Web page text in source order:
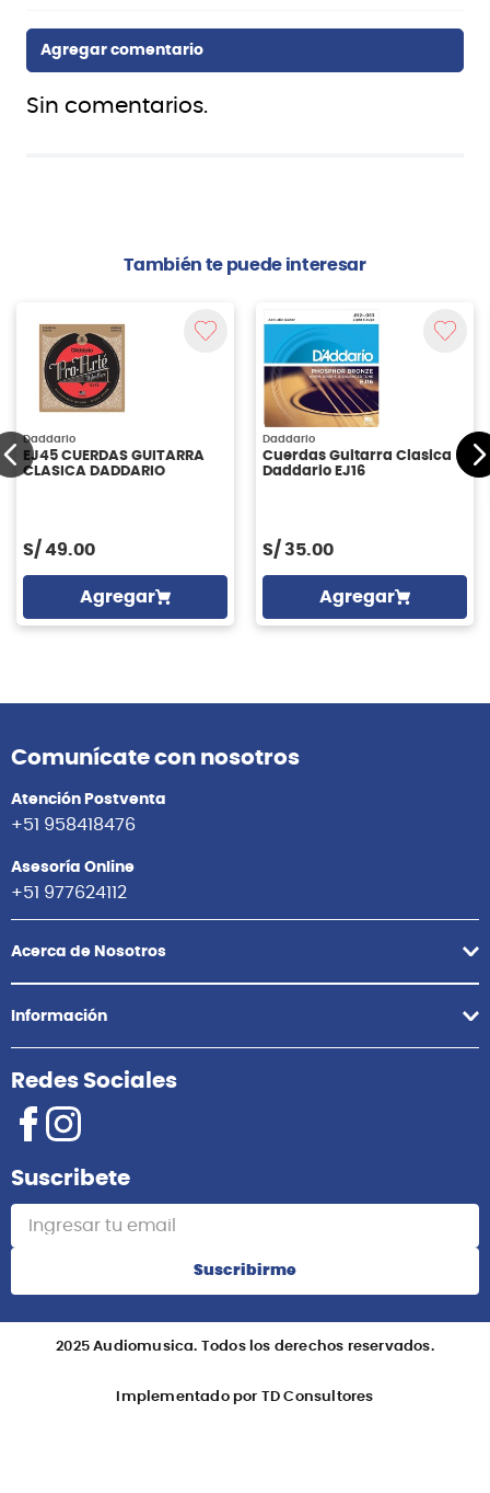
Sin comentarios.
También te puede interesar
Daddario
EJ45 CUERDAS GUITARRA
CLASICA DADDARIO
S/ 49.00
Agregar
Daddario
Cuerdas Guitarra Clasica
Daddario EJ16
S/ 35.00
Agregar
Comunícate con nosotros
Atención Postventa
+51 958418476
Asesoría Online
+51 977624112
Acerca de Nosotros
Información
Redes Sociales
Suscribete
Suscribirme
2025 Audiomusica. Todos los derechos reservados.
Implementado por TD Consultores